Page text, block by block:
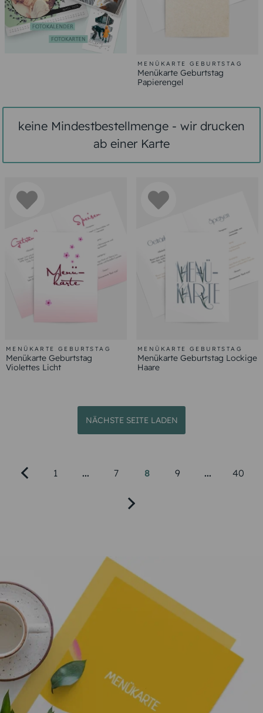
MENÜKARTE GEBURTSTAG
Menükarte Geburtstag
Papierengel
keine Mindestbestellmenge - wir drucken
ab einer Karte
MENÜKARTE GEBURTSTAG
Menükarte Geburtstag
Violettes Licht
MENÜKARTE GEBURTSTAG
Menükarte Geburtstag Lockige
Haare
NÄCHSTE SEITE LADEN
1 ... 7 8 9 ... 40